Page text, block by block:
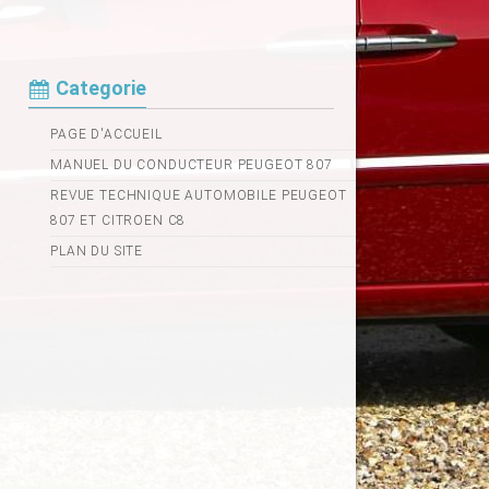
Categorie
PAGE D'ACCUEIL
MANUEL DU CONDUCTEUR PEUGEOT 807
REVUE TECHNIQUE AUTOMOBILE PEUGEOT
807 ET CITROEN C8
PLAN DU SITE